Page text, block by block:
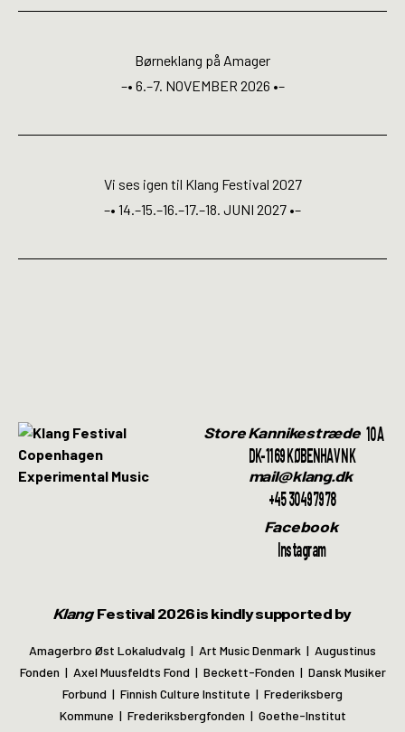
Børneklang på Amager
–• 6.–7. NOVEMBER 2026 •–
Vi ses igen til Klang Festival 2027
–• 14.–15.–16.–17.–18. JUNI 2027 •–
Store Kannikestræde 10A
DK-1169 KØBENHAVN K
mail@klang.dk
+45 30497978
Facebook
Instagram
KlangFestival 2026 is kindly supported by
Amagerbro Øst Lokaludvalg | Art Music Denmark | Augustinus
Fonden | Axel Muusfeldts Fond | Beckett-Fonden | Dansk Musiker
Forbund | Finnish Culture Institute | Frederiksberg
Kommune | Frederiksbergfonden | Goethe-Institut